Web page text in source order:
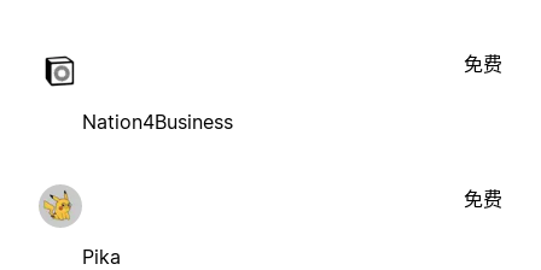
Nation4Business
免费
Pika
免费